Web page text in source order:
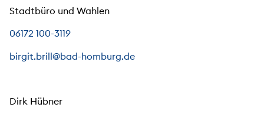
Stadtbüro und Wahlen
06172 100-3119
birgit.brill@bad-homburg.de
Dirk Hübner